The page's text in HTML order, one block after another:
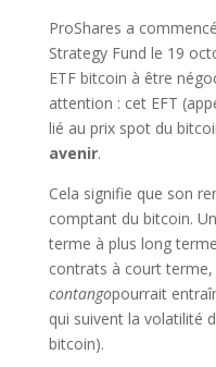
ProShares a
Strategy Fund le 19
ETF bitcoin à être
attention : cet EFT
lié au prix spot du
avenir.
Cela signifie que son
comptant du bitcoin.
terme à plus long
contrats à court
contangopourrait
qui suivent la volatilité
bitcoin).